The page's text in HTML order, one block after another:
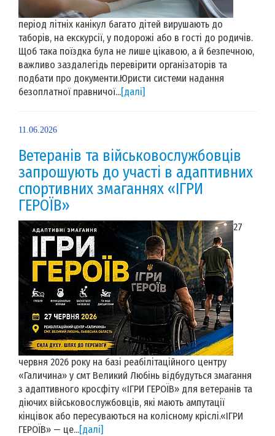
період літніх канікул багато дітей вирушають до
таборів, на екскурсії, у подорожі або в гості до родичів.
Щоб така поїздка була не лише цікавою, а й безпечною,
важливо заздалегідь перевірити організаторів та
подбати про документи.Юристи системи надання
безоплатної правничої...[далі]
11.06.2026
Ветеранів та військовослужбовців
запрошують до участі в адаптивних
спортивних змаганнях «ІГРИ
ГЕРОЇВ»
27
червня 2026 року на базі реабілітаційного центру
«Галичина» у смт Великий Любінь відбудуться змагання
з адаптивного кросфіту «ІГРИ ГЕРОЇВ» для ветеранів та
діючих військовослужбовців, які мають ампутації
кінцівок або пересуваються на колісному кріслі.«ІГРИ
ГЕРОЇВ» — це...[далі]